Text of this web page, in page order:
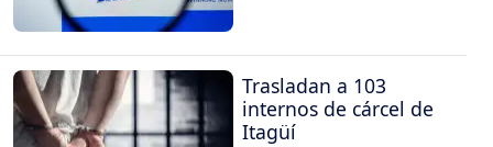
Trasladan a 103
internos de cárcel de
Itagüí